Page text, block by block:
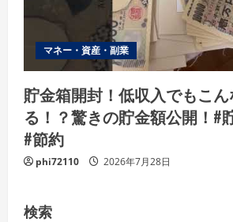
マネー・資産・副業
貯金箱開封！低収入でもこん
る！？驚きの貯金額公開！#
#節約
phi72110 2026年7月28日
検索